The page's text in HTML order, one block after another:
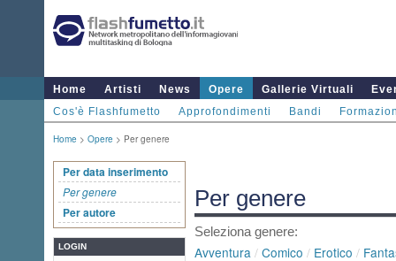
Home Artisti News Opere Gallerie Virtuali
Cos'è Flashfumetto
Approfondimenti Bandi
Home > Opere > Per genere
Per data inserimento
Per genere
Per autore
LOGIN
Per genere
Seleziona genere:
Avventura / Comico / Erotico /